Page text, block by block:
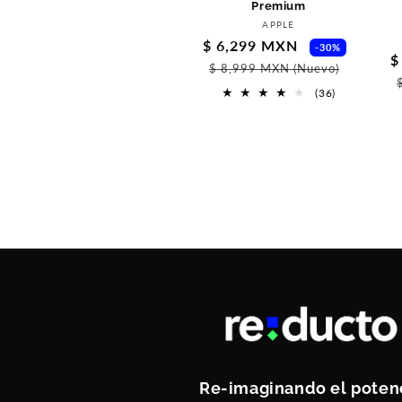
Premium
Proveedor:
APPLE
Precio
de
oferta
$ 6,299 MXN -30%
$ 8,999 MXN(Nuevo)
(36)
$
Re-imaginando el